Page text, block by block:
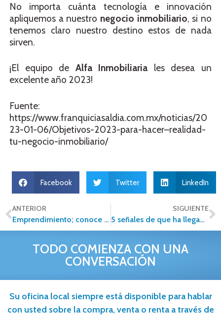
No importa cuánta tecnología e innovación
apliquemos a nuestro negocio inmobiliario, si no
tenemos claro nuestro destino estos de nada
sirven.
¡El equipo de Alfa Inmobiliaria les desea un
excelente año 2023!
Fuente:
https://www.franquiciasaldia.com.mx/noticias/20
23-01-06/Objetivos-2023-para-hacer–realidad-
tu-negocio-inmobiliario/
Facebook Twitter LinkedIn
ANTERIOR
Emprendimiento; conoce los pasos esenciales para comenzar
SIGUIENTE
5 señales de que ha llegado el momento de vender tu inversión inmobiliaria
TODO COMIENZA CON UNA
CONVERSACIÓN
Su oficina local siempre está disponible para hablar
con usted sobre la compra, venta o renta a través de